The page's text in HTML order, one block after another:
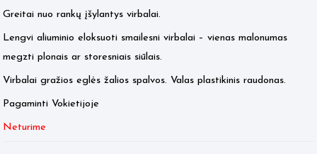
Greitai nuo rankų įšylantys virbalai.
Lengvi aliuminio eloksuoti smailesni virbalai – vienas malonumas
megzti plonais ar storesniais siūlais.
Virbalai gražios eglės žalios spalvos. Valas plastikinis raudonas.
Pagaminti Vokietijoje
Neturime